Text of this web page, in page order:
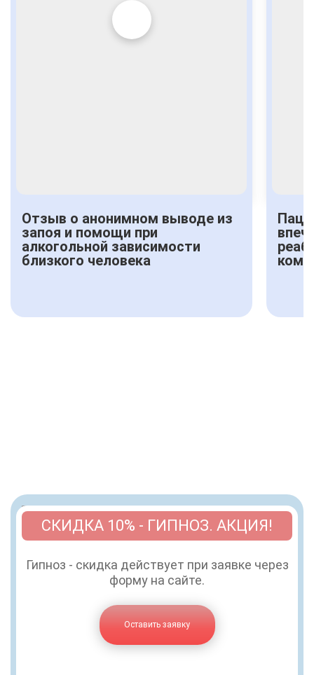
Отзыв о анонимном выводе из
запоя и помощи при
алкогольной зависимости
близкого человека
СКИДКА 10% - ГИПНОЗ. АКЦИЯ!
Гипноз - скидка действует при заявке через
форму на сайте.
Оставить заявку